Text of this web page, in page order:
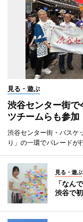
見る・遊ぶ
渋谷センター街
ツチームらも参加
渋谷センター街・バスケ
り」の一環でパレードが
見る・遊ぶ
「なん
渋谷で